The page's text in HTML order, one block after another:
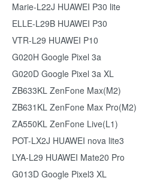
Marie-L22J HUAWEI P30 lite
ELLE-L29B HUAWEI P30
VTR-L29 HUAWEI P10
G020H Google Pixel 3a
G020D Google Pixel 3a XL
ZB633KL ZenFone Max(M2)
ZB631KL ZenFone Max Pro(M2)
ZA550KL ZenFone Live(L1)
POT-LX2J HUAWEI nova lite3
LYA-L29 HUAWEI Mate20 Pro
G013D Google Pixel3 XL